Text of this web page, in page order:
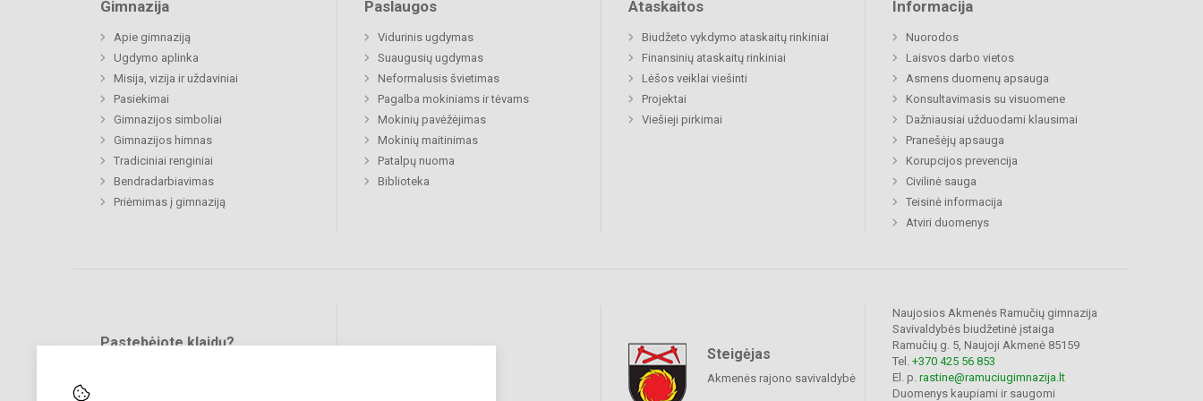
Gimnazija
Apie gimnaziją
Ugdymo aplinka
Misija, vizija ir uždaviniai
Pasiekimai
Gimnazijos simboliai
Gimnazijos himnas
Tradiciniai renginiai
Bendradarbiavimas
Priėmimas į gimnaziją
Paslaugos
Vidurinis ugdymas
Suaugusių ugdymas
Neformalusis švietimas
Pagalba mokiniams ir tėvams
Mokinių pavėžėjimas
Mokinių maitinimas
Patalpų nuoma
Biblioteka
Ataskaitos
Biudžeto vykdymo ataskaitų rinkiniai
Finansinių ataskaitų rinkiniai
Lėšos veiklai viešinti
Projektai
Viešieji pirkimai
Informacija
Nuorodos
Laisvos darbo vietos
Asmens duomenų apsauga
Konsultavimasis su visuomene
Dažniausiai užduodami klausimai
Pranešėjų apsauga
Korupcijos prevencija
Civilinė sauga
Teisinė informacija
Atviri duomenys
Pastebėjote klaidų?
Steigėjas
Akmenės rajono savivaldybė
Naujosios Akmenės Ramučių gimnazija
Savivaldybės biudžetinė įstaiga
Ramučių g. 5, Naujoji Akmenė 85159
Tel. +370 425 56 853
El. p. rastine@ramuciugimnazija.lt
Duomenys kaupiami ir saugomi